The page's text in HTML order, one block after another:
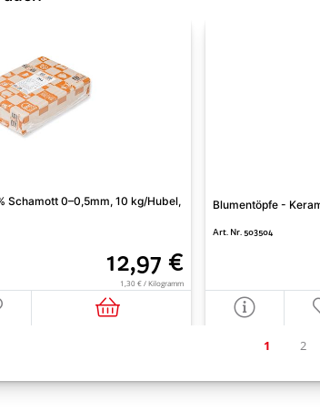
Schamott 0–0,5mm, 10 kg/Hubel,
12,97 €
1,30 € / Kilogramm
Blumentöpfe -
Art. Nr. 503504